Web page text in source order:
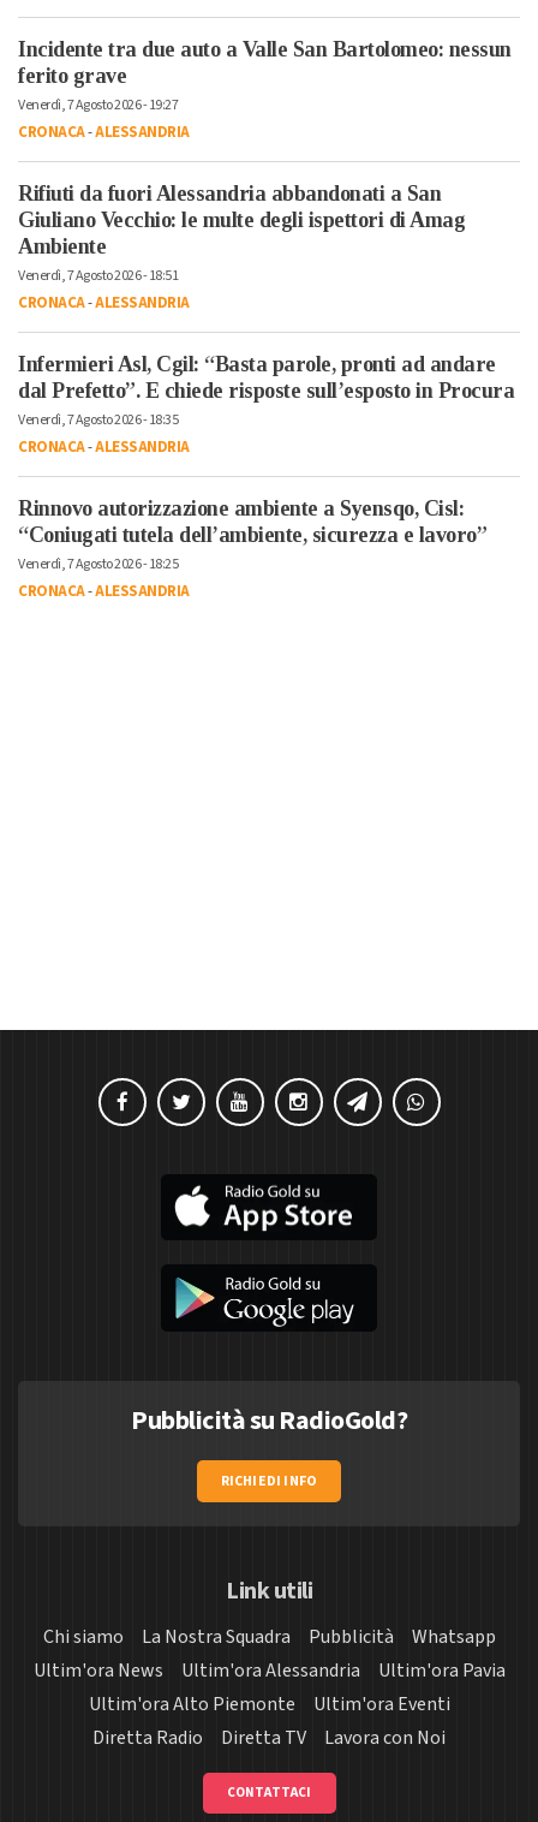
Incidente tra due auto a Valle San Bartolomeo: nessun
ferito grave
Venerdì, 7 Agosto 2026 - 19:27
CRONACA-ALESSANDRIA
Rifiuti da fuori Alessandria abbandonati a San
Giuliano Vecchio: le multe degli ispettori di Amag
Ambiente
Venerdì, 7 Agosto 2026 - 18:51
CRONACA-ALESSANDRIA
Infermieri Asl, Cgil: “Basta parole, pronti ad andare
dal Prefetto”. E chiede risposte sull’esposto in Procura
Venerdì, 7 Agosto 2026 - 18:35
CRONACA-ALESSANDRIA
Rinnovo autorizzazione ambiente a Syensqo, Cisl:
“Coniugati tutela dell’ambiente, sicurezza e lavoro”
Venerdì, 7 Agosto 2026 - 18:25
CRONACA-ALESSANDRIA
Pubblicità su RadioGold?
RICHIEDI INFO
Link utili
Chi siamo La Nostra Squadra Pubblicità
Whatsapp
Ultim'ora News
Ultim'ora Alessandria
Ultim'ora Pavia
Ultim'ora Alto Piemonte
Ultim'ora Eventi
Diretta Radio
Diretta TV Lavora con Noi
CONTATTACI